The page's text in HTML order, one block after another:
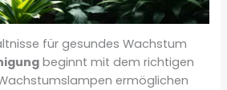
für gesundes Wachstum
beginnt mit dem richtigen
ermöglichen